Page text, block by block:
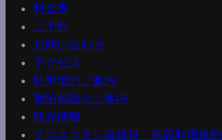
料金表
ご予約
お問い合わせ
アクセス
駐車場のご案内
宿泊施設のご案内
観光情報
クロスコタン会員規・施設利用規約